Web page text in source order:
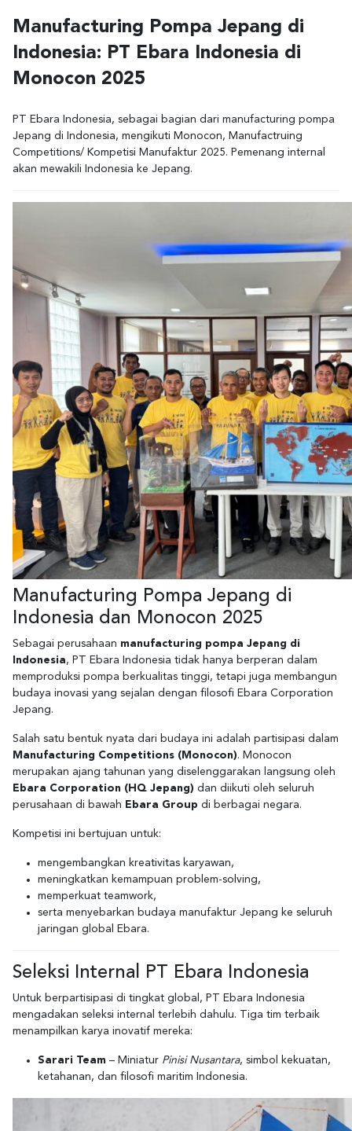
Manufacturing Pompa Jepang di
Indonesia: PT Ebara Indonesia di
Monocon 2025
PT Ebara Indonesia, sebagai bagian dari manufacturing pompa
Jepang di Indonesia, mengikuti Monocon, Manufactruing
Competitions/ Kompetisi Manufaktur 2025. Pemenang internal
akan mewakili Indonesia ke Jepang.
Manufacturing Pompa Jepang di
Indonesia dan Monocon 2025
Sebagai perusahaan manufacturing pompa Jepang di
Indonesia, PT Ebara Indonesia tidak hanya berperan dalam
memproduksi pompa berkualitas tinggi, tetapi juga membangun
budaya inovasi yang sejalan dengan filosofi Ebara Corporation
Jepang.
Salah satu bentuk nyata dari budaya ini adalah partisipasi dalam
Manufacturing Competitions (Monocon). Monocon
merupakan ajang tahunan yang diselenggarakan langsung oleh
Ebara Corporation (HQ Jepang) dan diikuti oleh seluruh
perusahaan di bawah Ebara Group di berbagai negara.
Kompetisi ini bertujuan untuk:
mengembangkan kreativitas karyawan,
meningkatkan kemampuan problem-solving,
memperkuat teamwork,
serta menyebarkan budaya manufaktur Jepang ke seluruh
jaringan global Ebara.
Seleksi Internal PT Ebara Indonesia
Untuk berpartisipasi di tingkat global, PT Ebara Indonesia
mengadakan seleksi internal terlebih dahulu. Tiga tim terbaik
menampilkan karya inovatif mereka:
Sarari Team – Miniatur Pinisi Nusantara, simbol kekuatan,
ketahanan, dan filosofi maritim Indonesia.